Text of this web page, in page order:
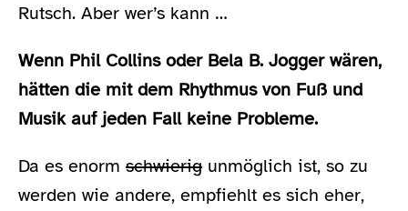
Rutsch. Aber wer’s kann …
Wenn Phil Collins oder Bela B. Jogger wären,
hätten die mit dem Rhythmus von Fuß und
Musik auf jeden Fall keine Probleme.
Da es enorm schwierig unmöglich ist, so zu
werden wie andere, empfiehlt es sich eher,